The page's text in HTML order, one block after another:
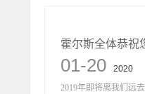
霍尔斯全体恭祝
01-20
2020
2019年即将离我们远